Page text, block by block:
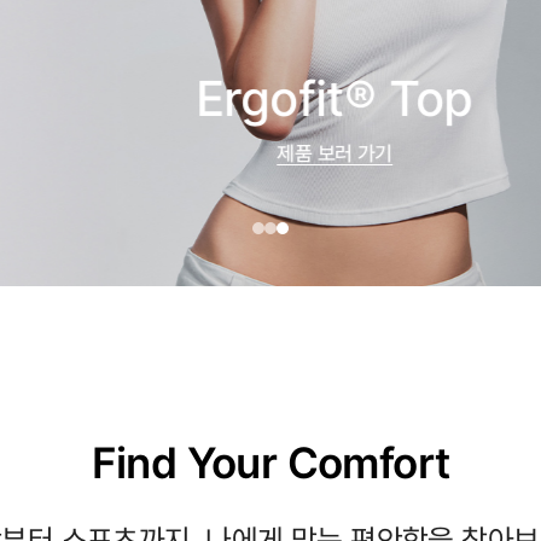
Ergofit® Top
제품 보러 가기
Find Your Comfort